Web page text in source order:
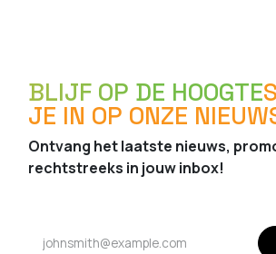
BLIJF OP DE HOOGTE
JE IN OP ONZE
Ontvang het laatste nieuws,
rechtstreeks in jouw inbox!